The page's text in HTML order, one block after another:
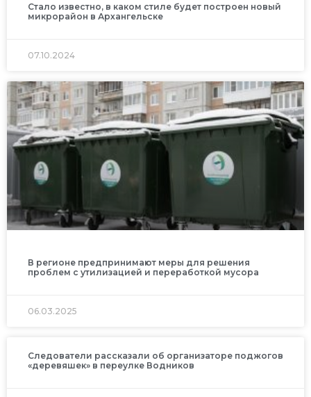
Стало известно, в каком стиле будет построен новый
микрорайон в Архангельске
07.10.2024
В регионе предпринимают меры для решения
проблем с утилизацией и переработкой мусора
06.03.2025
Следователи рассказали об организаторе поджогов
«деревяшек» в переулке Водников